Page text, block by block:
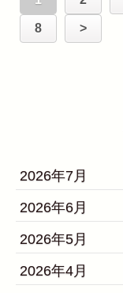
8 >
2026年7月
2026年6月
2026年5月
2026年4月